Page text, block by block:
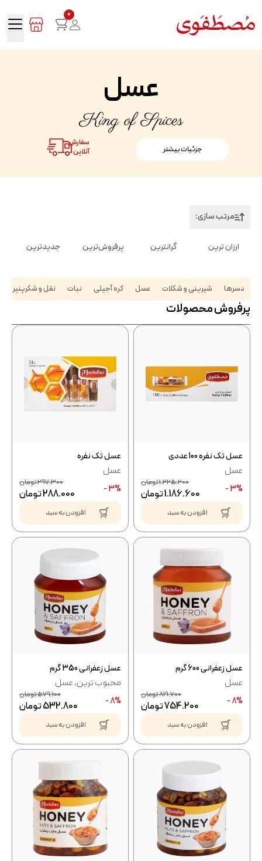
0
عسل
King of Spices
سفارش
آنلاین
جزئیات بیشتر
مرتب سازی:
ارزان ترین گرانترین پرفروش‌ترین جدیدترین
دسرها شیرینی و شکلات عسل کره آجیلی نبات نقل و شکرپنیر
پرفروش محصولات
عسل تک نفره 100 عددی
عسل
3% -
1.225.200تومان
1.186.600تومان
افزودن به سبد
عسل تک نفره
عسل
3% -
297.300تومان
288.000تومان
افزودن به سبد
عسل زعفرانی 600 گرم
عسل
8% -
819.700تومان
754.200تومان
افزودن به سبد
عسل زعفرانی 350 گرم
محبوب ترین,عسل
8% -
579.100تومان
532.800تومان
افزودن به سبد